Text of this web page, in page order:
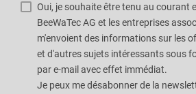
Oui, je souhaite être tenu au courant
BeeWaTec AG et les entreprises
m'envoient des informations sur les
et d'autres sujets intéressants sous
par e-mail avec effet immédiat.
Je peux me désabonner de la